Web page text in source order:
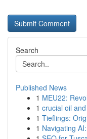
Search
Published News
1 MEU22:
1 crucial oil
1 Tieflings:
1 Navigating